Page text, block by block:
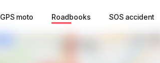
GPS moto Roadbooks SOS accident